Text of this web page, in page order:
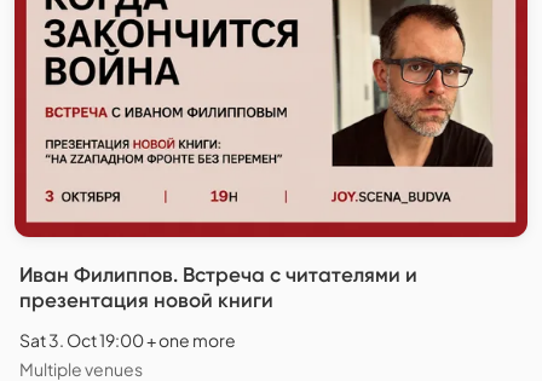
Иван Филиппов. Встреча с читателями и
презентация новой книги
Sat 3. Oct 19:00 + one more
Multiple venues